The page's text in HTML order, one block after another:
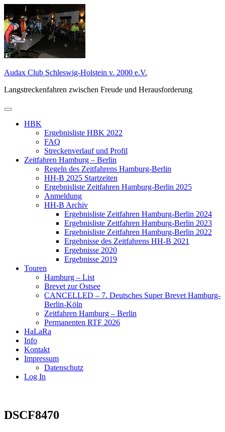
Inhalt
springen
Audax Club Schleswig-Holstein v. 2000 e.V.
Langstreckenfahren zwischen Freude und Herausforderung
Primäres
HBK
Ergebnisliste HBK 2022
FAQ
Streckenverlauf und Profil
Zeitfahren Hamburg – Berlin
Regeln des Zeitfahrens Hamburg-Berlin
HH-B 2025 Startzeiten
Ergebnisliste Zeitfahren Hamburg-Berlin 2025
Anmeldung
HH-B Archiv
Ergebnisliste Zeitfahren Hamburg-Berlin 2024
Ergebnisliste Zeitfahren Hamburg-Berlin 2023
Ergebnisliste Zeitfahren Hamburg-Berlin 2022
Ergebnisse des Zeitfahrens HH-B 2021
Ergebnisse 2020
Ergebnisse 2019
Touren
Hamburg – List
Brevet zur Ostsee
CANCELLED – 7. Deutsches Super Brevet Hamburg-
Berlin-Köln
Zeitfahren Hamburg – Berlin
Permanenten RTF 2026
HaLaRa
Info
Kontakt
Impressum
Datenschutz
Log In
DSCF8470